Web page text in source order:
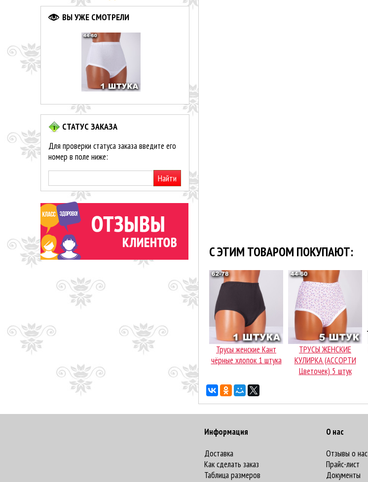
ВЫ УЖЕ СМОТРЕЛИ
СТАТУС ЗАКАЗА
Для проверки статуса заказа введите его
номер в поле ниже:
Найти
C ЭТИМ ТОВАРОМ ПОКУПАЮТ:
Трусы женские Кант
чёрные хлопок 1 штука
ТРУСЫ ЖЕНСКИЕ
КУЛИРКА (АССОРТИ
Цветочек) 5 штук
Информация
Доставка
Как сделать заказ
Таблица размеров
О нас
Отзывы о нас
Прайс-лист
Документы